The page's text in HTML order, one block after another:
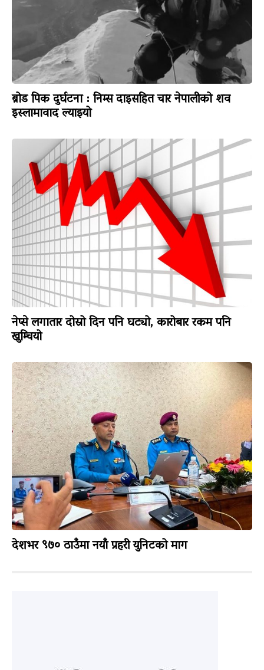
ब्रोड पिक दुर्घटना : निम्स दाइसहित चार नेपालीको शव
इस्लामावाद ल्याइयो
नेप्से लगातार दोस्रो दिन पनि घट्यो, कारोबार रकम पनि
खुम्चियो
देशभर ९७० ठाउँमा नयाँ प्रहरी युनिटको माग